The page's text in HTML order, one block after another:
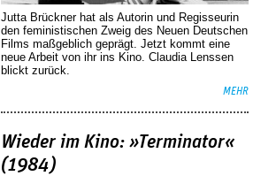
Jutta Brückner hat als Autorin und Regisseurin
den feministischen Zweig des Neuen Deutschen
Films maßgeblich geprägt. Jetzt kommt eine
neue Arbeit von ihr ins Kino. Claudia Lenssen
blickt zurück.
MEHR
Wieder im Kino: »Terminator«
(1984)